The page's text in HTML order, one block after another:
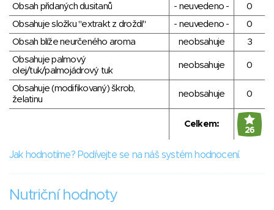
Obsah přidaných dusitanů
- neuvedeno -
0
Obsahuje složku "extrakt z droždí"
- neuvedeno -
0
Obsah blíže neurčeného aroma
neobsahuje
3
Obsahuje palmový
olej/tuk/palmojádrový tuk
neobsahuje 0
Obsahuje (modifikovaný) škrob,
želatinu
neobsahuje 0
Celkem:
26
Jak hodnotíme? Podívejte se na náš systém hodnocení.
Nutriční hodnoty